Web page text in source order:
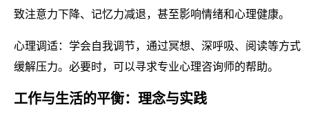
致注意力下降、记忆力减退，甚至影响情绪和心理健康。
心理调适：学会自我调节，通过冥想、深呼吸、阅读等方式
缓解压力。必要时，可以寻求专业心理咨询师的帮助。
工作与生活的平衡：理念与实践